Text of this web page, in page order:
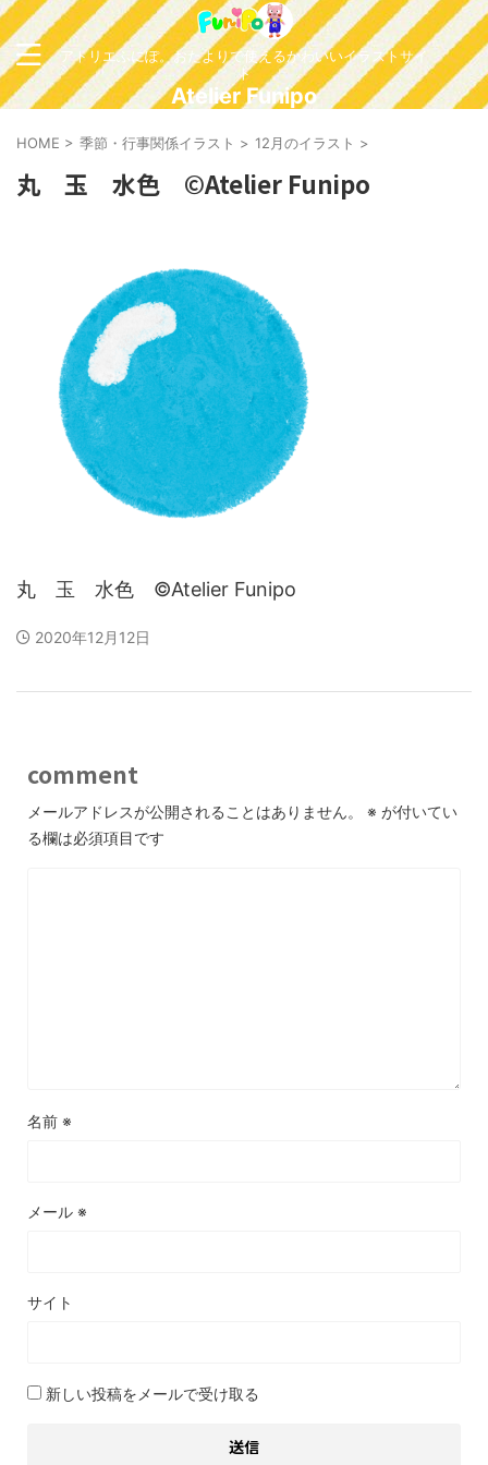
アトリエふにぽ。おたよりで使えるかわいいイラストサイ
ト
Atelier Funipo
HOME > 季節・行事関係イラスト > 12月のイラスト >
丸 玉 水色 ©Atelier Funipo
丸 玉 水色 ©Atelier Funipo
2020年12月12日
comment
メールアドレスが公開されることはありません。 ※ が付いてい
る欄は必須項目です
名前 ※
メール ※
サイト
新しい投稿をメールで受け取る